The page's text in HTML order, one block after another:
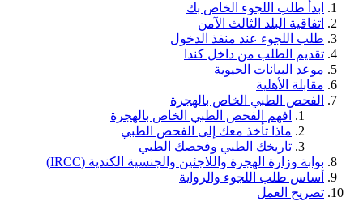
ابدأ طلب اللجوء الخاص بك
اتفاقية البلد الثالث الآمن
طلب اللجوء عند منفذ الدخول
تقديم الطلب من داخل كندا
موعد البيانات الحيوية
مقابلة الأهلية
الفحص الطبي الخاص بالهجرة
افهم الفحص الطبي الخاص بالهجرة
ماذا تأخذ معك إلى الفحص الطبي
تاريخك الطبي وفحصك الطبي
بوابة وزارة الهجرة واللاجئين والجنسية الكندية (IRCC)
أساس طلب اللجوء والرواية
تصريح العمل